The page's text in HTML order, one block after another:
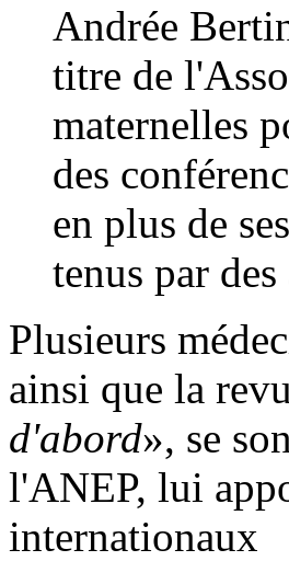
Andrée
titre de
maternelles
des
en plus de
tenus par des
Plusieurs
ainsi que la
d'abord», se
l'ANEP, lui
internationaux